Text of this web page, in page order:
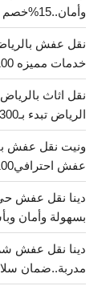
وأمان..15%خصم عند طلب ونيت نقل عفش حي السويدي
خدمات مميزه 100%..عرض حصري
الرياض تبدء بـ300 ريال
عفش احترافي100%اتصل الان
بسهولة وأمان
مدربة..ضمان